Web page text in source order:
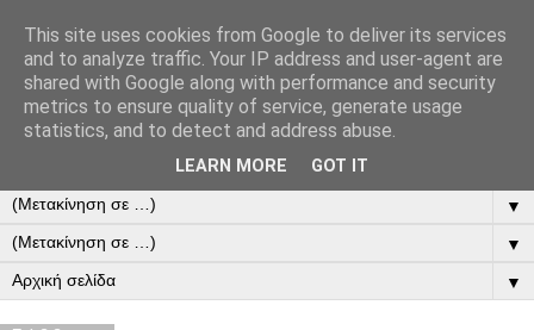
▼
▼
▼
This site uses cookies from Google to deliver its services
and to analyze traffic. Your IP address and user-agent are
shared with Google along with performance and security
metrics to ensure quality of service, generate usage
statistics, and to detect and address abuse.
LEARN MORE GOT IT